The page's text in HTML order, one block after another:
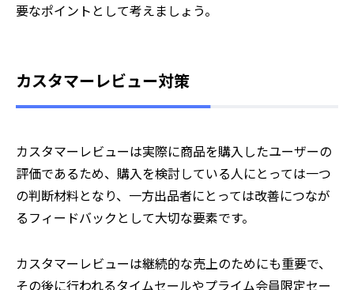
要なポイントとして考えましょう。
カスタマーレビュー対策
カスタマーレビューは実際に商品を購入したユーザーの
評価であるため、購入を検討している人にとっては一つ
の判断材料となり、一方出品者にとっては改善につなが
るフィードバックとして大切な要素です。
カスタマーレビューは継続的な売上のためにも重要で、
その後に行われるタイムセールやプライム会員限定セー